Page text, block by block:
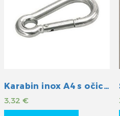
Karabin inox A4 s očicom 60mm
3,32 €